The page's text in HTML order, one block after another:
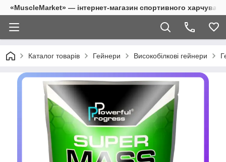
«MuscleMarket» — інтернет-магазин спортивного
Каталог товарів Гейнери Високобілкові гейнери